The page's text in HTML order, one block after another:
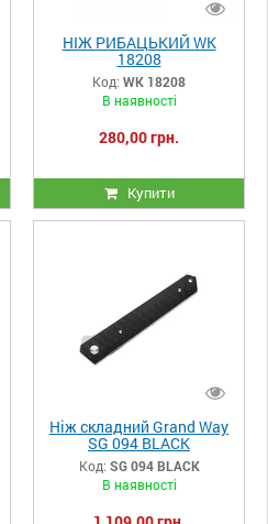
НІЖ РИБАЦЬКИЙ WK
18208
Код: WK 18208
В наявності
280,00 грн.
Купити
Ніж складний Grand Way
SG 094 BLACK
Код: SG 094 BLACK
В наявності